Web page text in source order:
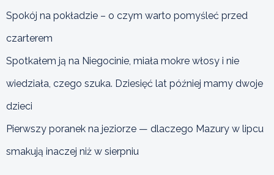
Spokój na pokładzie – o czym warto pomyśleć przed
czarterem
Spotkałem ją na Niegocinie, miała mokre włosy i nie
wiedziała, czego szuka. Dziesięć lat później mamy dwoje
dzieci
Pierwszy poranek na jeziorze — dlaczego Mazury w lipcu
smakują inaczej niż w sierpniu